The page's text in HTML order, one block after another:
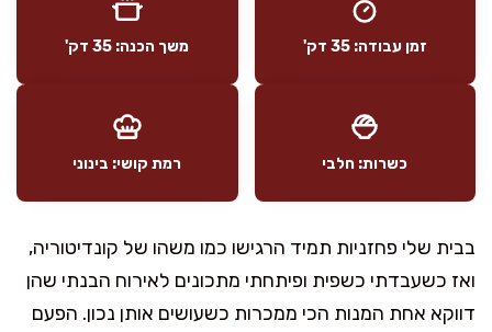
זמן עבודה: 35 דק' משך הכנה: 35 דק'
כשרות: חלבי רמת קושי: בינוני
בבית שלי פחזניות תמיד הרגישו כמו משהו של קונדיטוריה,
ואז כשעבדתי כשפית ופיתחתי מתכונים לאירוח הבנתי שהן
דווקא אחת המנות הכי ממכרות כשעושים אותן נכון. הפעם